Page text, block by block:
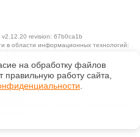
v2.12.20 revision: 67b0ca1b
в области информационных технологий:
права принадлежат АО «Кодекс».
персональных данных
в Реестре российского программного
на обработку файлов
работу сайта,